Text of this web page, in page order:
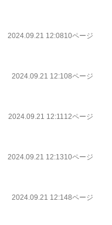
2024.09.21 12:0810ページ
2024.09.21 12:108ページ
2024.09.21 12:1112ページ
2024.09.21 12:1310ページ
2024.09.21 12:148ページ